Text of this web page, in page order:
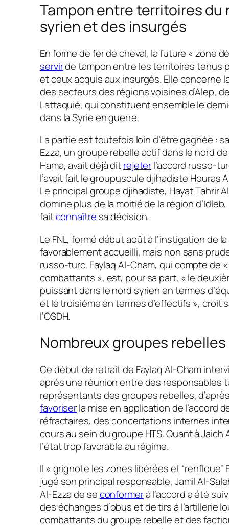
Tampon entre territoires du
syrien et des insurgés
En forme de fer de cheval, la future « zone
servirde tampon entre les territoires tenus
et ceux acquis aux insurgés. Elle concerne
des secteurs des régions voisines d’Alep,
Lattaquié, qui constituent ensemble le
dans la Syrie en guerre.
La partie est toutefois loin d’être gagnée :
Ezza, un groupe rebelle actif dans le nord
Hama, avait déjà ditrejeterl’accord russo-
l’avait fait le groupuscule djihadiste Houras
Le principal groupe djihadiste, Hayat Tahrir
domine plus de la moitié de la région
faitconnaître sa décision.
Le FNL, formé début août à l’instigation de
favorablement accueilli, mais non sans
russo-turc. Faylaq Al-Cham, qui compte de
combattants », est, pour sa part, « le
puissant dans le nord syrien en termes
et le troisième en termes d’effectifs », croit
l’OSDH.
Nombreux groupes
Ce début de retrait de Faylaq Al-Cham
après une réunion entre des responsables
représentants des groupes rebelles, d’après
favoriserla mise en application de l’accord
réfractaires, des concertations internes
cours au sein du groupe HTS. Quant à Jaich
l’état trop favorable au régime.
Il « grignote les zones libérées et“renfloue”
jugé son principal responsable, Jamil Al-
Al-Ezza de seconformerà l’accord a été
des échanges d’obus et de tirs à l’artillerie
combattants du groupe rebelle et des